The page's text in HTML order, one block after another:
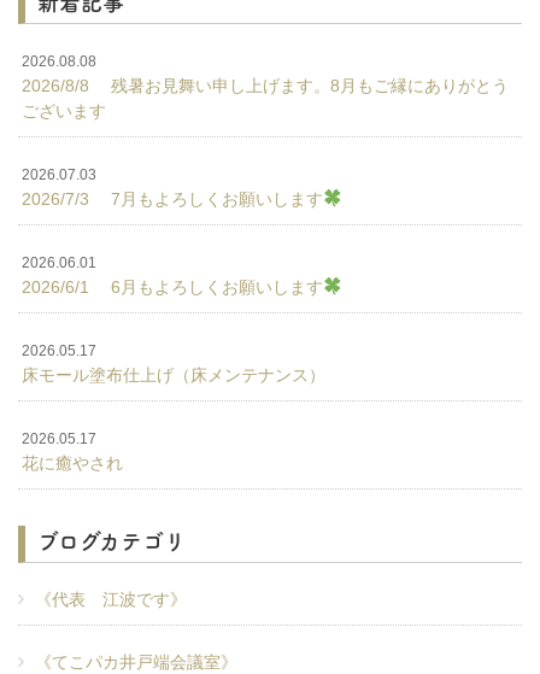
2026.08.08
2026/8/8 残暑お見舞い申し上げます。8月もご縁にありがとう
ございます
2026.07.03
2026/7/3 7月もよろしくお願いします
2026.06.01
2026/6/1 6月もよろしくお願いします
2026.05.17
床モール塗布仕上げ（床メンテナンス）
2026.05.17
花に癒やされ
ブログカテゴリ
《代表 江波です》
《てこパカ井戸端会議室》